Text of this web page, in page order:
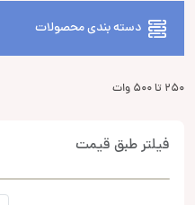
دسته بندی محصولات
250 تا 500 وات
فیلتر طبق قیمت